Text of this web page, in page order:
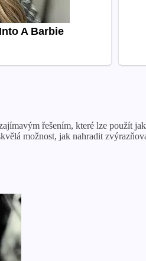
řešením, které lze použít
možnost, jak nahradit